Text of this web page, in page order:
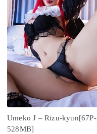
Umeko J – Rizu-kyun[67P-
528MB]